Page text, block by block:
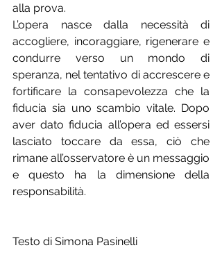
alla prova.
L’opera nasce dalla necessità di
accogliere, incoraggiare, rigenerare e
condurre verso un mondo di
speranza, nel tentativo di accrescere e
fortificare la consapevolezza che la
fiducia sia uno scambio vitale. Dopo
aver dato fiducia all’opera ed essersi
lasciato toccare da essa, ciò che
rimane all’osservatore è un messaggio
e questo ha la dimensione della
responsabilità.
Testo di Simona Pasinelli